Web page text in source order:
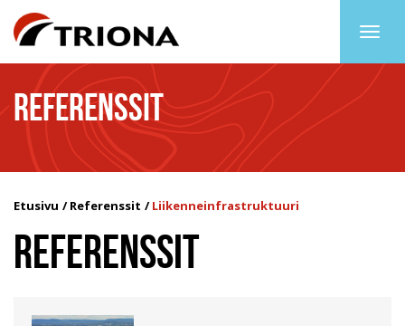
REFERENSSIT
Etusivu Referenssit Liikenneinfrastruktuuri
REFERENSSIT